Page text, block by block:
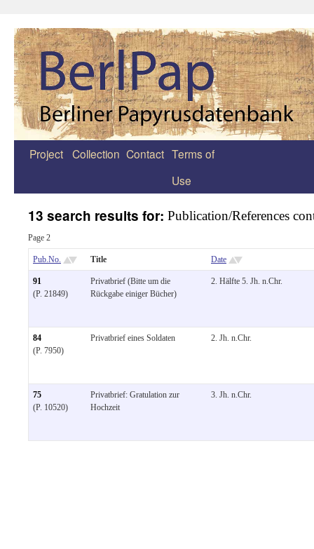
Zum
Project Collection Contact Terms of
Use
13 search results for: Publication/References
Page 2
Pub.No. Title Date
91
(P. 21849)
Privatbrief (Bitte um die
Rückgabe einiger Bücher)
2. Hälfte 5. Jh. n.Chr.
84
(P. 7950)
Privatbrief eines Soldaten 2. Jh. n.Chr.
75
(P. 10520)
Privatbrief: Gratulation zur
Hochzeit
3. Jh. n.Chr.